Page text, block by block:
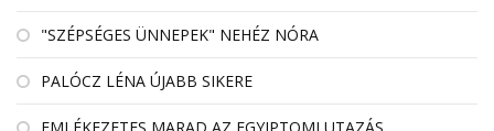
"SZÉPSÉGES ÜNNEPEK" NEHÉZ NÓRA
PALÓCZ LÉNA ÚJABB SIKERE